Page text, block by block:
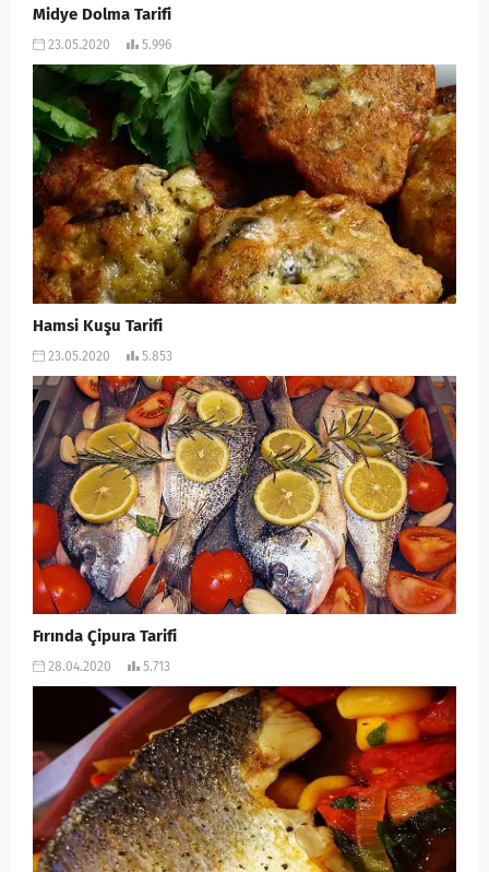
Midye Dolma Tarifi
23.05.2020 5.996
Hamsi Kuşu Tarifi
23.05.2020 5.853
Fırında Çipura Tarifi
28.04.2020 5.713